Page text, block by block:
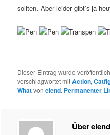
sollten. Aber leider gibt’s ja
Dieser Eintrag wurde
verschlagwortet mitAction,
Whatvonelend. Permanenter
Über elend